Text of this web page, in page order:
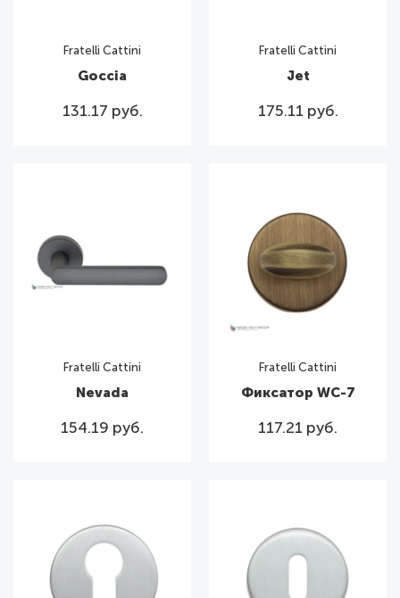
Fratelli Cattini
Goccia
131.17 руб.
Fratelli Cattini
Jet
175.11 руб.
Fratelli Cattini
Nevada
154.19 руб.
Fratelli Cattini
Фиксатор WC-7
117.21 руб.